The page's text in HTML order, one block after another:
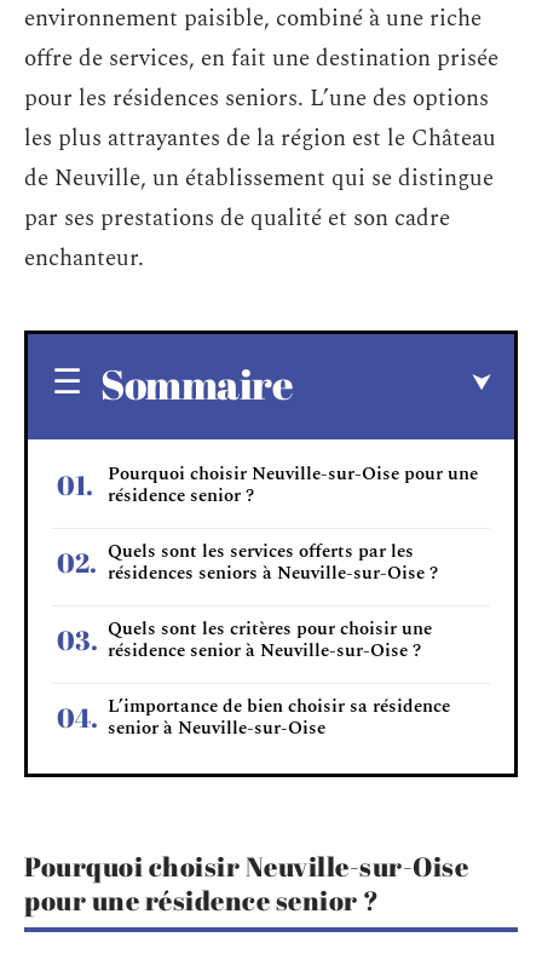
environnement paisible, combiné à une riche
offre de services, en fait une destination prisée
pour les résidences seniors. L’une des options
les plus attrayantes de la région est le Château
de Neuville, un établissement qui se distingue
par ses prestations de qualité et son cadre
enchanteur.
Sommaire
Pourquoi choisir Neuville-sur-Oise pour une
résidence senior ?
Quels sont les services offerts par les
résidences seniors à Neuville-sur-Oise ?
Quels sont les critères pour choisir une
résidence senior à Neuville-sur-Oise ?
L’importance de bien choisir sa résidence
senior à Neuville-sur-Oise
Pourquoi choisir Neuville-sur-Oise
pour une résidence senior ?